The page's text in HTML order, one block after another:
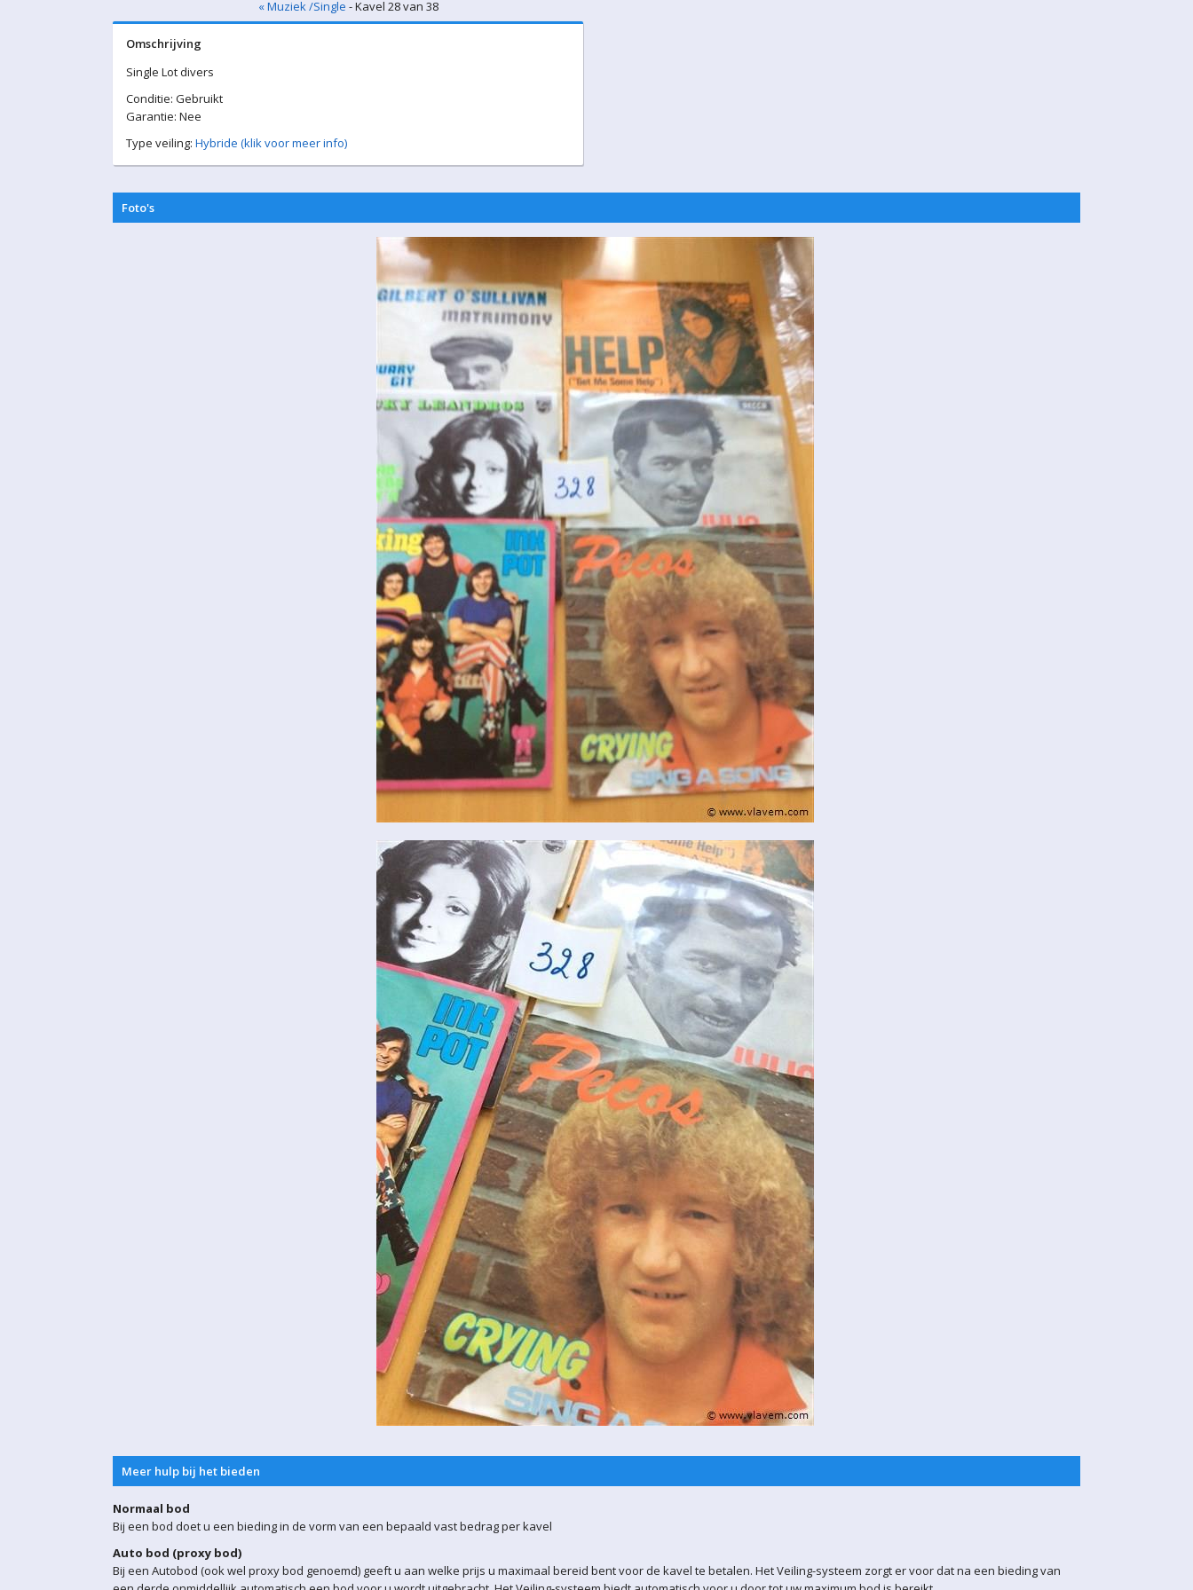
« Muziek /Single - Kavel 28 van 38
Omschrijving
Single Lot divers
Conditie: Gebruikt
Garantie: Nee
Type veiling: Hybride (klik voor meer info)
Foto's
Meer hulp bij het bieden
Normaal bod
Bij een bod doet u een bieding in de vorm van een bepaald vast bedrag per kavel
Auto bod (proxy bod)
Bij een Autobod (ook wel proxy bod genoemd) geeft u aan welke prijs u maximaal bereid bent voor de kavel te betalen. Het Veiling-systeem zorgt er voor dat na een bieding van